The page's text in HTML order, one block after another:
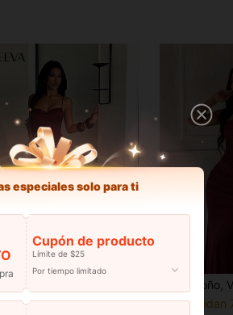
Otoño, Vestido de Noche Elegante y Brillante
Solo quedan
especiales solo para ti
Cupón de producto
Límite de $25
Por tiempo limitado